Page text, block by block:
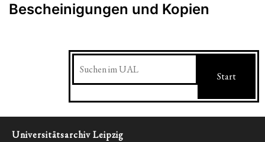
Bescheinigungen und Kopien
Suchen
Start
Universitätsarchiv Leipzig